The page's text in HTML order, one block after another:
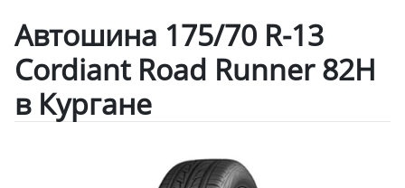
Автошина 175/70 R-13
Cordiant Road Runner 82H
в Кургане